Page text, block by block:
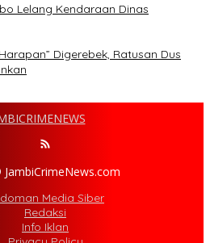
Lelang Kendaraan Dinas
Digerebek, Ratusan Dus
Media Siber
Redaksi
Info Iklan